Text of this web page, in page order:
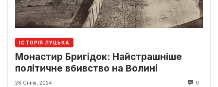
ІСТОРІЯ ЛУЦЬКА
Монастир Бригідок: Найстрашніше
політичне вбивство на Волині
26 Січня, 2024 0